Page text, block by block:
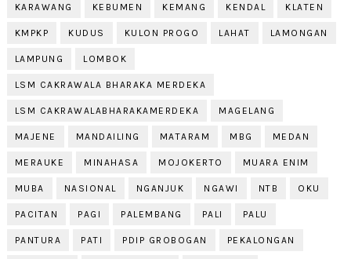
KARAWANG KEBUMEN KEMANG KENDAL KLATEN
KMPKP KUDUS KULON PROGO LAHAT LAMONGAN
LAMPUNG LOMBOK
LSM CAKRAWALA BHARAKA MERDEKA
LSM CAKRAWALABHARAKAMERDEKA MAGELANG
MAJENE MANDAILING MATARAM MBG MEDAN
MERAUKE MINAHASA MOJOKERTO MUARA ENIM
MUBA NASIONAL NGANJUK NGAWI NTB OKU
PACITAN PAGI PALEMBANG PALI PALU
PANTURA PATI PDIP GROBOGAN PEKALONGAN